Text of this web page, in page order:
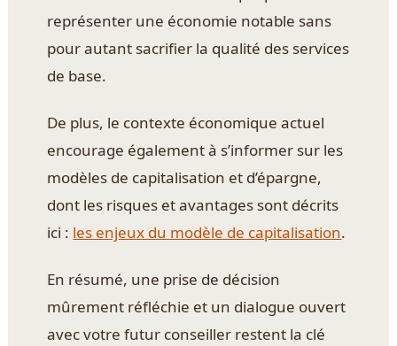
représenter une économie notable sans
pour autant sacrifier la qualité des services
de base.
De plus, le contexte économique actuel
encourage également à s’informer sur les
modèles de capitalisation et d’épargne,
dont les risques et avantages sont décrits
ici : les enjeux du modèle de capitalisation.
En résumé, une prise de décision
mûrement réfléchie et un dialogue ouvert
avec votre futur conseiller restent la clé